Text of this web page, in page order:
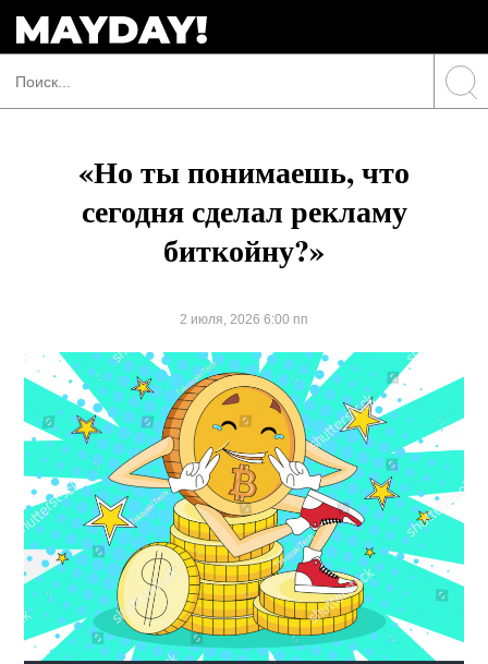
«Но ты понимаешь, что
сегодня сделал рекламу
биткойну?»
2 июля, 2026 6:00 пп